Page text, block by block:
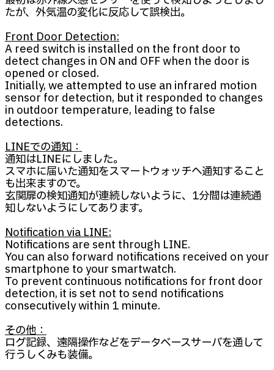
たが、外気温の変化に反応して誤検出。
Front Door Detection:
A reed switch is installed on the front door to
detect changes in ON and OFF when the door is
opened or closed.
Initially, we attempted to use an infrared motion
sensor for detection, but it responded to changes
in outdoor temperature, leading to false
detections.
LINEでの通知：
通知はLINEにしました。
スマホに届いた通知をスマートウォッチへ通知すること
も出来ますので。
玄関扉の検知通知が連続しないように、1分間は連続通
知しないようにしてあります。
Notification via LINE:
Notifications are sent through LINE.
You can also forward notifications received on your
smartphone to your smartwatch.
To prevent continuous notifications for front door
detection, it is set not to send notifications
consecutively within 1 minute.
その他：
ログ記録、遠隔操作などをデータベースサーバを通して
行うしくみも装備。